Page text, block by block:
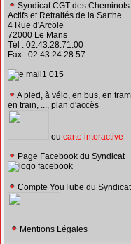
Syndicat CGT des Cheminots
Actifs et Retraités de la Sarthe
4 Rue d'Arcole
72000 Le Mans
Tél : 02.43.28.71.00
Fax : 02.43.24.28.57
A pied, à vélo, en bus, en
en train, ..., plan d'accès
ou carte interactive
Page Facebook du Syndicat
Compte YouTube du Syndicat
Mentions Légales